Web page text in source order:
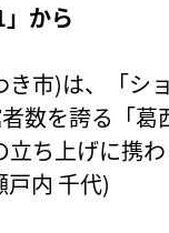
から
市)は、「シ
数を誇る「葛
ち上げに携
内 千代)